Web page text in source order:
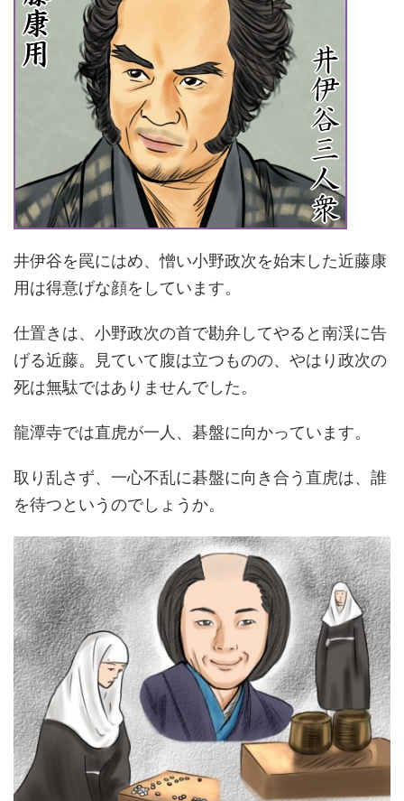
井伊谷を罠にはめ、憎い小野政次を始末した近藤康
用は得意げな顔をしています。
仕置きは、小野政次の首で勘弁してやると南渓に告
げる近藤。見ていて腹は立つものの、やはり政次の
死は無駄ではありませんでした。
龍潭寺では直虎が一人、碁盤に向かっています。
取り乱さず、一心不乱に碁盤に向き合う直虎は、誰
を待つというのでしょうか。